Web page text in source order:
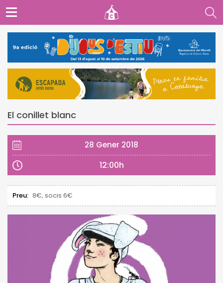
El conillet blanc
28 Gener 2018
12:00h
Preu: 8€, socis 6€